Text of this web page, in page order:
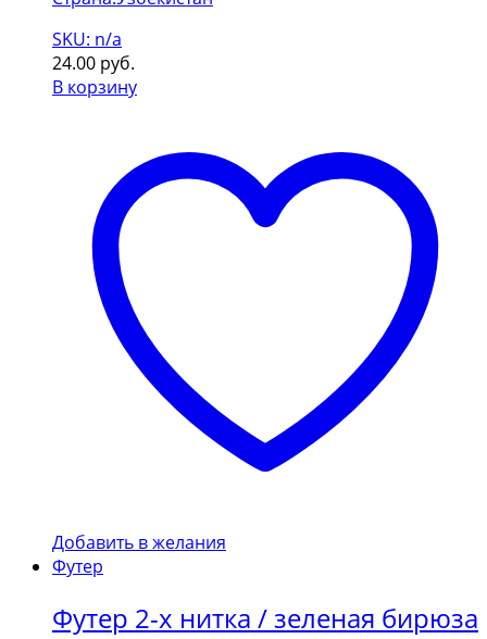
SKU: n/a
24.00 руб.
В корзину
Добавить в желания
Футер
Футер 2-х нитка / зеленая бирюза